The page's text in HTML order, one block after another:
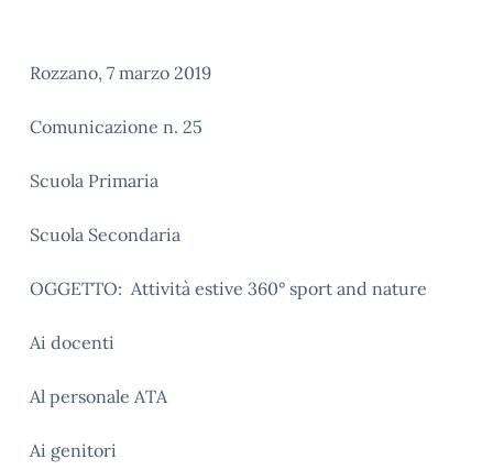
Rozzano, 7 marzo 2019
Comunicazione n. 25
Scuola Primaria
Scuola Secondaria
OGGETTO: Attività estive 360° sport and nature
Ai docenti
Al personale ATA
Ai genitori